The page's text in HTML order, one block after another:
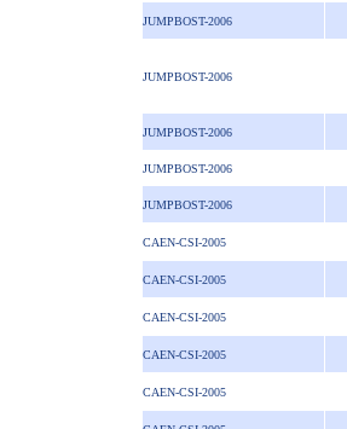
JUMPBOST-2006
JUMPBOST-2006
JUMPBOST-2006
JUMPBOST-2006
JUMPBOST-2006
CAEN-CSI-2005
CAEN-CSI-2005
CAEN-CSI-2005
CAEN-CSI-2005
CAEN-CSI-2005